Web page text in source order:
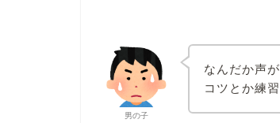
男の子
なんだか声
コツとか練